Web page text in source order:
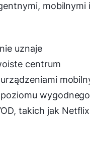
mobilnymi i
uznaje
centrum
wygodnego
takich jak